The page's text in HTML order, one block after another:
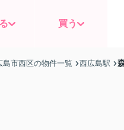
買う
島市西区の物件一覧 西広島駅